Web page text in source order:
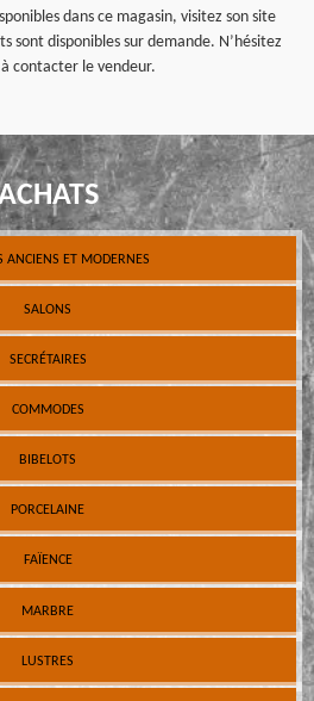
dans ce magasin, visitez son site
sont disponibles sur demande. N’hésitez
contacter le vendeur.
ANCIENS ET MODERNES
SALONS
SECRÉTAIRES
COMMODES
BIBELOTS
PORCELAINE
FAÏENCE
MARBRE
LUSTRES